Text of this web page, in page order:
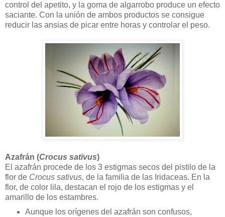
control del apetito, y la goma de algarrobo produce un efecto
saciante. Con la unión de ambos productos se consigue
reducir las ansias de picar entre horas y controlar el peso.
Azafrán (Crocus sativus)
El azafrán procede de los 3 estigmas secos del pistilo de la
flor de Crocus sativus, de la familia de las Iridaceas. En la
flor, de color lila, destacan el rojo de los estigmas y el
amarillo de los estambres.
Aunque los orígenes del azafrán son confusos,